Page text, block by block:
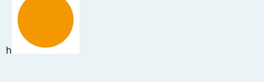
Template, mask, stencils, grids
Wat nog, een creatief kijkje
h